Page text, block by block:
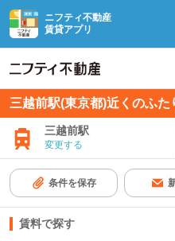
ニフティ不動産
賃貸アプリ
三越前駅(東京都)近くのふ
三越前駅
変更する
条件を保存
賃料で探す